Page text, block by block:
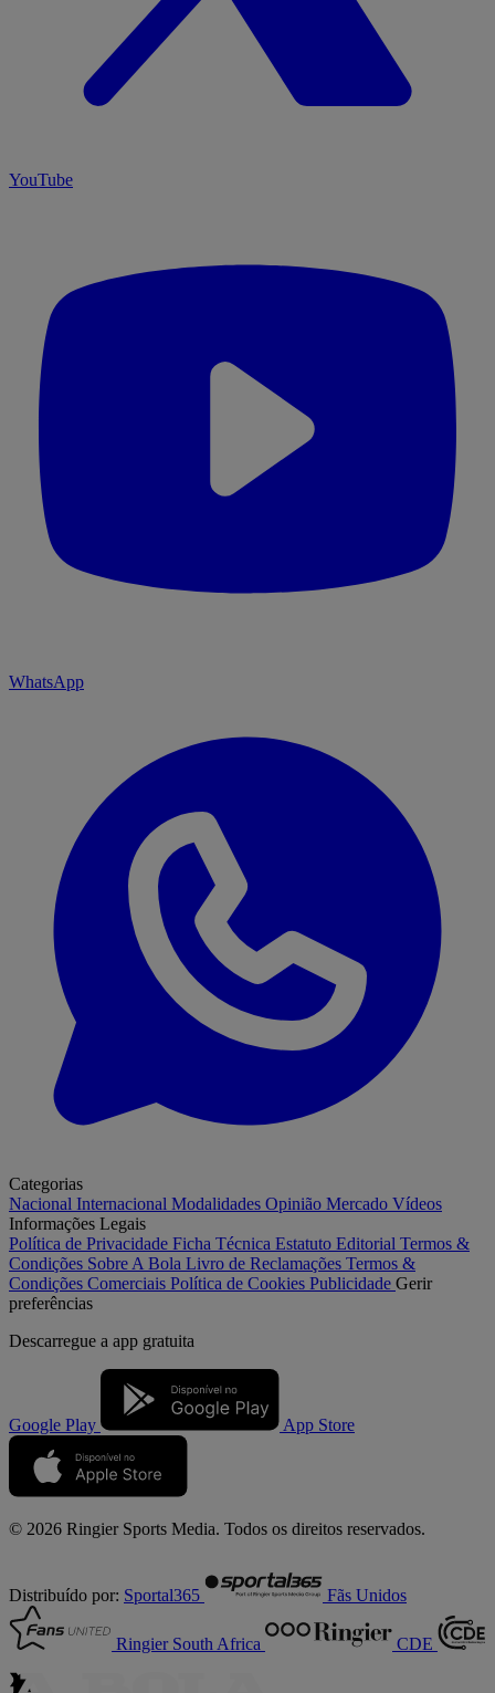
YouTube
WhatsApp
Categorias
Nacional Internacional Modalidades Opinião Mercado Vídeos
Informações Legais
Política de Privacidade Ficha Técnica Estatuto Editorial Termos &
Condições Sobre A Bola Livro de Reclamações Termos &
Condições Comerciais Política de Cookies Publicidade Gerir
preferências
Descarregue a app gratuita
Google Play App Store
© 2026 Ringier Sports Media. Todos os direitos reservados.
Distribuído por: Sportal365 Fãs Unidos
Ringier South Africa CDE